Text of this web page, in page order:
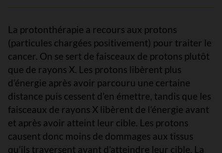
La protonthérapie a recours aux protons
(particules chargées positivement) pour traiter le
cancer. On se sert de faisceaux de protons plutôt
que de rayons X. Les protons libèrent plus
d’énergie après avoir parcouru une certaine
distance puis cessent d’en émettre, tandis que les
faisceaux de rayons X libèrent de l’énergie avant
et après avoir atteint leur cible. Les protons
causent donc moins de dommages aux tissus
qu’ils traversent avant d’atteindre leur cible. La